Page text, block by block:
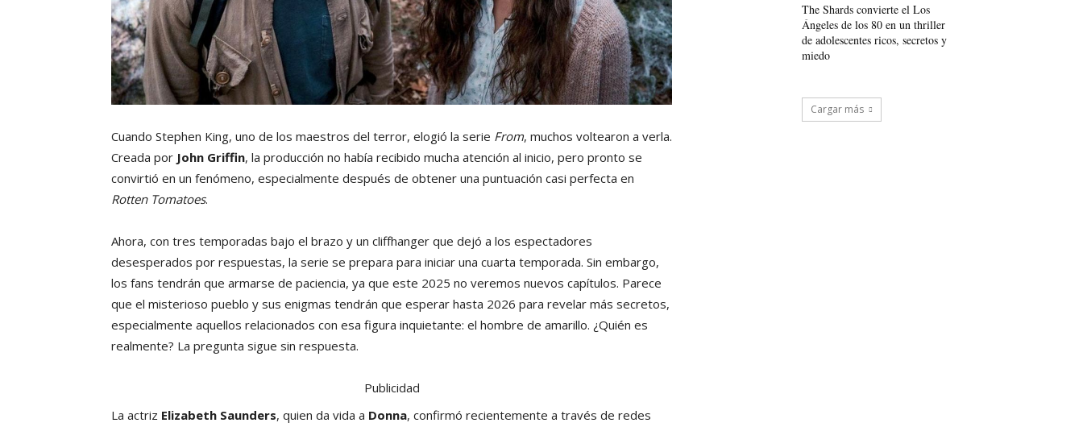
Cuando Stephen King, uno de los maestros del terror, elogió la serie From, muchos voltearon a verla.
Creada por John Griffin, la producción no había recibido mucha atención al inicio, pero pronto se
convirtió en un fenómeno, especialmente después de obtener una puntuación casi perfecta en
Rotten Tomatoes.
Ahora, con tres temporadas bajo el brazo y un cliffhanger que dejó a los espectadores
desesperados por respuestas, la serie se prepara para iniciar una cuarta temporada. Sin embargo,
los fans tendrán que armarse de paciencia, ya que este 2025 no veremos nuevos capítulos. Parece
que el misterioso pueblo y sus enigmas tendrán que esperar hasta 2026 para revelar más secretos,
especialmente aquellos relacionados con esa figura inquietante: el hombre de amarillo. ¿Quién es
realmente? La pregunta sigue sin respuesta.
Publicidad
La actriz Elizabeth Saunders, quien da vida a Donna, confirmó recientemente a través de redes
The Shards convierte el Los
Ángeles de los 80 en un thriller
de adolescentes ricos, secretos y
miedo
Cargar más